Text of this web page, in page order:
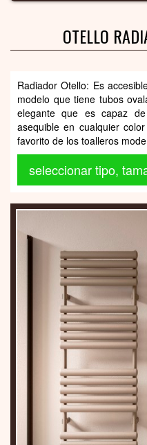
OTELLO
Radiador Otello: Es
modelo que tiene tubos
elegante que es capaz
asequible en cualquier
favorito de los toalleros
seleccionar tipo,